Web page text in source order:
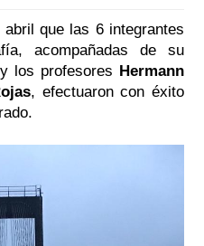
que las 6 integrantes
acompañadas de su
los profesores Hermann
, efectuaron con éxito